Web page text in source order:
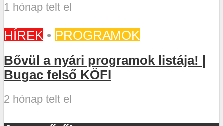
1 hónap telt el
HÍREK • PROGRAMOK
Bővül a nyári programok listája! |
Bugac felső KÖFI
2 hónap telt el